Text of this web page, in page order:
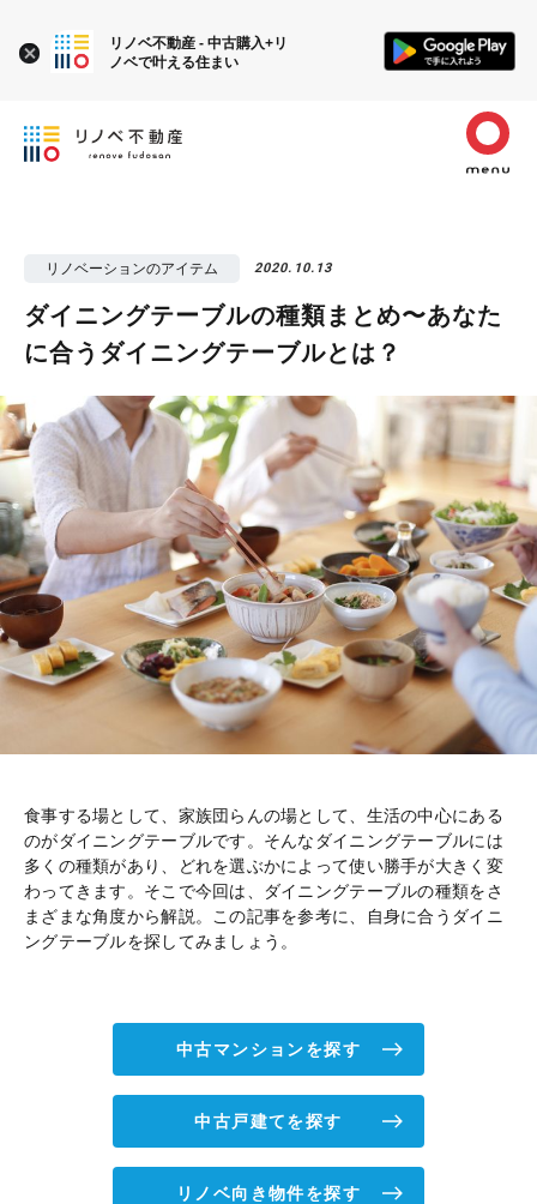
リノベーションのアイテム 2020.10.13
ダイニングテーブルの種類まとめ〜あなた
に合うダイニングテーブルとは？
食事する場として、家族団らんの場として、生活の中心にある
のがダイニングテーブルです。そんなダイニングテーブルには
多くの種類があり、どれを選ぶかによって使い勝手が大きく変
わってきます。そこで今回は、ダイニングテーブルの種類をさ
まざまな角度から解説。この記事を参考に、自身に合うダイニ
ングテーブルを探してみましょう。
中古マンションを探す
中古戸建てを探す
リノベ向き物件を探す
リノベ不動産 - 中古購入+リ
ノベで叶える住まい